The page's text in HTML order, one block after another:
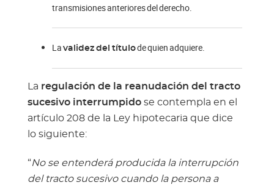
transmisiones anteriores del derecho.
La validez del títulode quien adquiere.
La regulación de la reanudación del tracto
sucesivo interrumpidose contempla en el
artículo 208 de la Ley hipotecaria que dice
lo siguiente:
“No se entenderá producida la interrupción
del tracto sucesivo cuando la persona a